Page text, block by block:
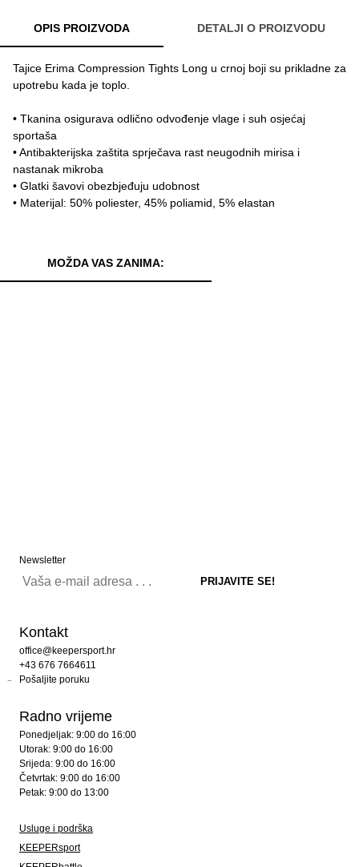
OPIS PROIZVODA DETALJI O PROIZVODU
Tajice Erima Compression Tights Long u crnoj boji su prikladne za
upotrebu kada je toplo.
• Tkanina osigurava odlično odvođenje vlage i suh osjećaj
sportaša
• Antibakterijska zaštita sprječava rast neugodnih mirisa i
nastanak mikroba
• Glatki šavovi obezbjeđuju udobnost
• Materijal: 50% poliester, 45% poliamid, 5% elastan
MOŽDA VAS ZANIMA:
Newsletter
Kontakt
office@keepersport.hr
+43 676 7664611
Pošaljite poruku
Radno vrijeme
Ponedjeljak: 9:00 do 16:00
Utorak: 9:00 do 16:00
Srijeda: 9:00 do 16:00
Četvrtak: 9:00 do 16:00
Petak: 9:00 do 13:00
Usluge i podrška
KEEPERsport